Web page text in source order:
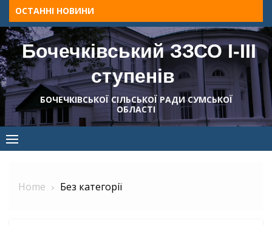
Skip
to
content
ОСТАННІ НОВИНИ
Бочечківський ЗЗСО І-ІІІ
ступенів
БОЧЕЧКІВСЬКОЇ СІЛЬСЬКОЇ РАДИ СУМСЬКОЇ
ОБЛАСТІ
Home Без категорії